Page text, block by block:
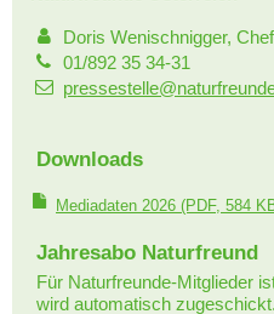
Doris Wenischnigger,
01/892 35 34-31
Downloads
Mediadaten 2026 (PDF, 584
Jahresabo Naturfreund
Für Naturfreunde-Mitglieder
wird automatisch